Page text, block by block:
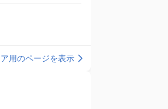
用のページを表示